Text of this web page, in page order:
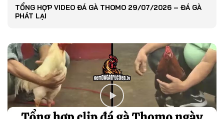
TỔNG HỢP VIDEO ĐÁ GÀ THOMO 29/07/2026 – ĐÁ GÀ
PHÁT LẠI